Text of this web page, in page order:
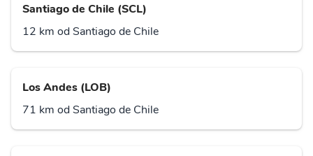
Santiago de Chile (SCL)
12 km od Santiago de Chile
Los Andes (LOB)
71 km od Santiago de Chile